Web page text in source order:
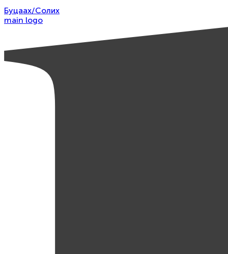
Буцаах/Солих
main logo